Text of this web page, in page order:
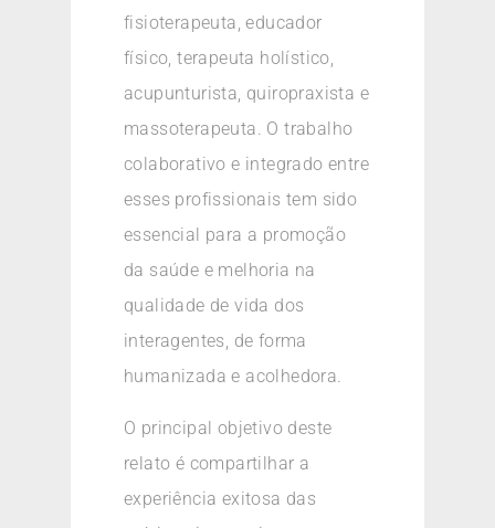
fisioterapeuta, educador
físico, terapeuta holístico,
acupunturista, quiropraxista e
massoterapeuta. O trabalho
colaborativo e integrado entre
esses profissionais tem sido
essencial para a promoção
da saúde e melhoria na
qualidade de vida dos
interagentes, de forma
humanizada e acolhedora.
O principal objetivo deste
relato é compartilhar a
experiência exitosa das